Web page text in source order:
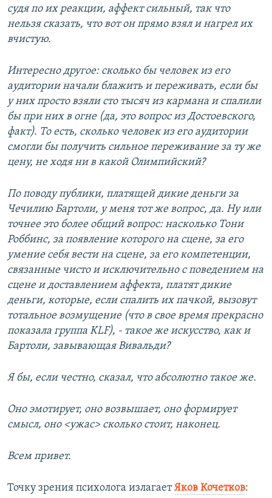
судя по их реакции, аффект сильный, так что
нельзя сказать, что вот он прямо взял и нагрел их
вчистую.
Интересно другое: сколько бы человек из его
аудитории начали блажить и переживать, если бы
у них просто взяли сто тысяч из кармана и спалили
бы при них в огне (да, это вопрос из Достоевского,
факт). То есть, сколько человек из его аудитории
смогли бы получить сильное переживание за ту же
цену, не ходя ни в какой Олимпийский?
По поводу публики, платящей дикие деньги за
Чечилию Бартоли, у меня тот же вопрос, да. Ну или
точнее это более общий вопрос: насколько Тони
Роббинс, за появление которого на сцене, за его
умение себя вести на сцене, за его компетенции,
связанные чисто и исключительно с поведением на
сцене и доставлением аффекта, платят дикие
деньги, которые, если спалить их пачкой, вызовут
тотальное возмущение (что в свое время прекрасно
показала группа KLF), - такое же искусство, как и
Бартоли, завывающая Вивальди?
Я бы, если честно, сказал, что абсолютно такое же.
Оно эмотирует, оно возвышает, оно формирует
смысл, оно <ужас> сколько стоит, наконец.
Всем привет.
Точку зрения психолога излагаетЯков Кочетков: